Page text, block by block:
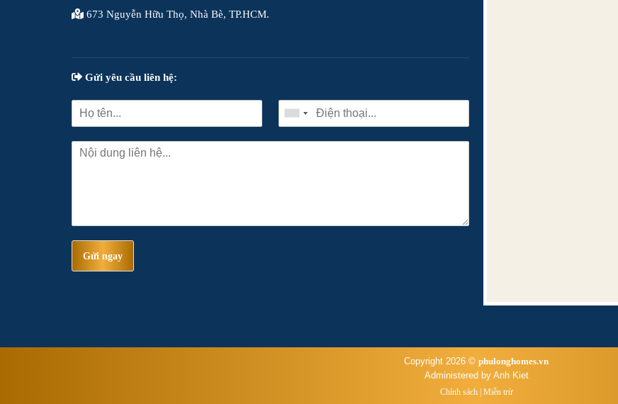
673 Nguyễn Hữu Thọ, Nhà Bè, TP.HCM.
Gửi yêu cầu liên hệ:
Gửi ngay
Copyright 2026 © phulonghomes.vn
Administered by Anh Kiet
Chính sách| Miễn trừ